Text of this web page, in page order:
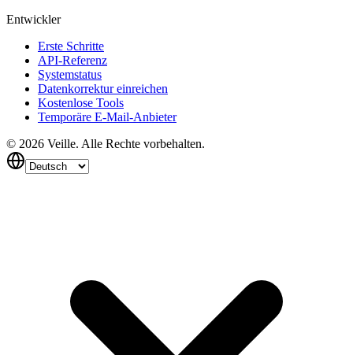
Entwickler
Erste Schritte
API-Referenz
Systemstatus
Datenkorrektur einreichen
Kostenlose Tools
Temporäre E-Mail-Anbieter
© 2026 Veille. Alle Rechte vorbehalten.